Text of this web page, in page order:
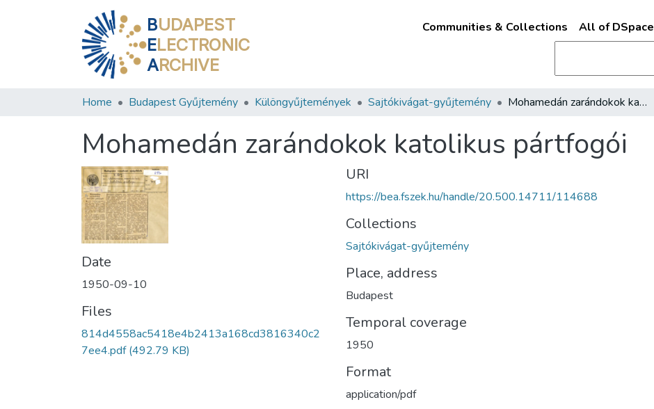
BUDAPEST
ELECTRONIC
ARCHIVE
Communities & Collections All of DSpace
Home Budapest Gyűjtemény Különgyűjtemények Sajtókivágat-gyűjtemény Mohamedán zarándokok katolikus pártfogói
Mohamedán zarándokok katolikus pártfogói
Date
1950-09-10
Files
814d4558ac5418e4b2413a168cd3816340c2
7ee4.pdf(492.79 KB)
URI
https://bea.fszek.hu/handle/20.500.14711/114688
Collections
Sajtókivágat-gyűjtemény
Place, address
Budapest
Temporal coverage
1950
Format
application/pdf